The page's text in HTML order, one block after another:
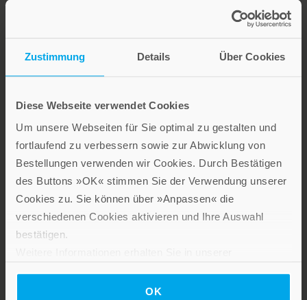
Zustimmung Details Über Cookies
Diese Webseite verwendet Cookies
Um unsere Webseiten für Sie optimal zu gestalten und
fortlaufend zu verbessern sowie zur Abwicklung von
Bestellungen verwenden wir Cookies. Durch Bestätigen
des Buttons »OK« stimmen Sie der Verwendung unserer
Cookies zu. Sie können über »Anpassen« die
verschiedenen Cookies aktivieren und Ihre Auswahl
bestätigen.
OK
Lebensfreude in farbenfroher Gestaltung: Persönliche
Geschenke mit wohltuenden Inspirationen. Irische
werden. Grußkarten für Geburtstage, zur Ermutigung, zu Trost
und Trauer.
Verlag am Eschbach
Das Programm dieses Fachverlages umfasst Bücher und